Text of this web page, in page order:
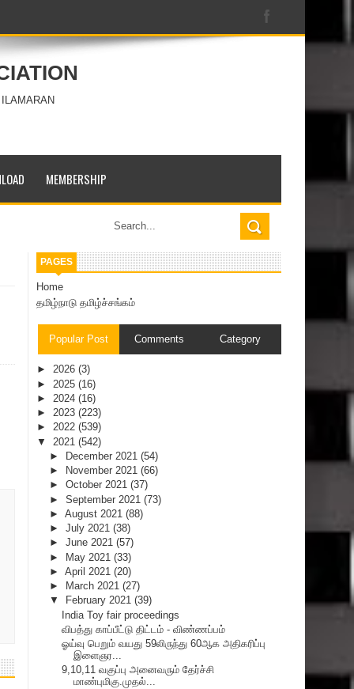
MEMBERSHIP
PAGES
Home
தமிழ்நாடு தமிழ்ச்சங்கம்
Popular Post Comments Category
► 2026 (3)
► 2025 (16)
► 2024 (16)
► 2023 (223)
► 2022 (539)
▼ 2021 (542)
►
December 2021 (54)
►
November 2021 (66)
► October 2021 (37)
► September 2021 (73)
► August 2021 (88)
► July 2021 (38)
► June 2021 (57)
► May 2021 (33)
► April 2021 (20)
►
March 2021 (27)
▼
February 2021 (39)
India Toy fair proceedings
விபத்து காப்பீட்டு திட்டம் - விண்ணப்பம்
ஓய்வு பெறும் வயது 59லிருந்து 60ஆக அதிகரிப்பு
இளைஞர...
9,10,11 வகுப்பு அனைவரும் தேர்ச்சி
மாண்புமிகு.முதல்...